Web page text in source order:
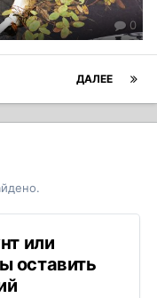
0
ДАЛЕЕ
или
оставить